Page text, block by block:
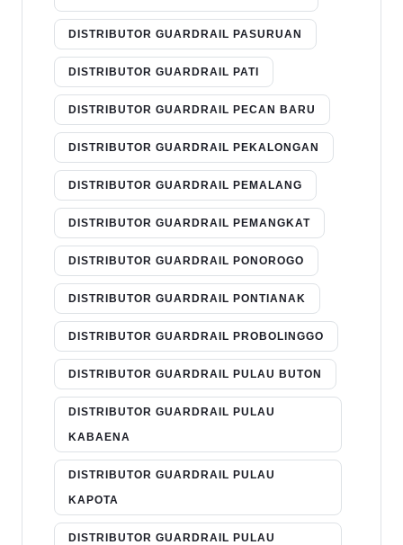
DISTRIBUTOR GUARDRAIL PASURUAN
DISTRIBUTOR GUARDRAIL PATI
DISTRIBUTOR GUARDRAIL PECAN BARU
DISTRIBUTOR GUARDRAIL PEKALONGAN
DISTRIBUTOR GUARDRAIL PEMALANG
DISTRIBUTOR GUARDRAIL PEMANGKAT
DISTRIBUTOR GUARDRAIL PONOROGO
DISTRIBUTOR GUARDRAIL PONTIANAK
DISTRIBUTOR GUARDRAIL PROBOLINGGO
DISTRIBUTOR GUARDRAIL PULAU BUTON
DISTRIBUTOR GUARDRAIL PULAU
KABAENA
DISTRIBUTOR GUARDRAIL PULAU
KAPOTA
DISTRIBUTOR GUARDRAIL PULAU